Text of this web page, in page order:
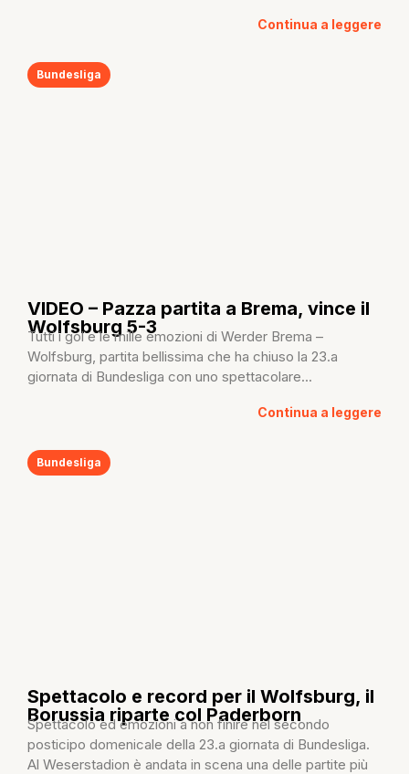
Continua a leggere
Bundesliga
VIDEO – Pazza partita a Brema, vince il
Wolfsburg 5-3
Tutti i gol e le mille emozioni di Werder Brema –
Wolfsburg, partita bellissima che ha chiuso la 23.a
giornata di Bundesliga con uno spettacolare...
Continua a leggere
Bundesliga
Spettacolo e record per il Wolfsburg, il
Borussia riparte col Paderborn
Spettacolo ed emozioni a non finire nel secondo
posticipo domenicale della 23.a giornata di Bundesliga.
Al Weserstadion è andata in scena una delle partite più